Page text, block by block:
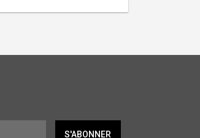
S'ABONNER